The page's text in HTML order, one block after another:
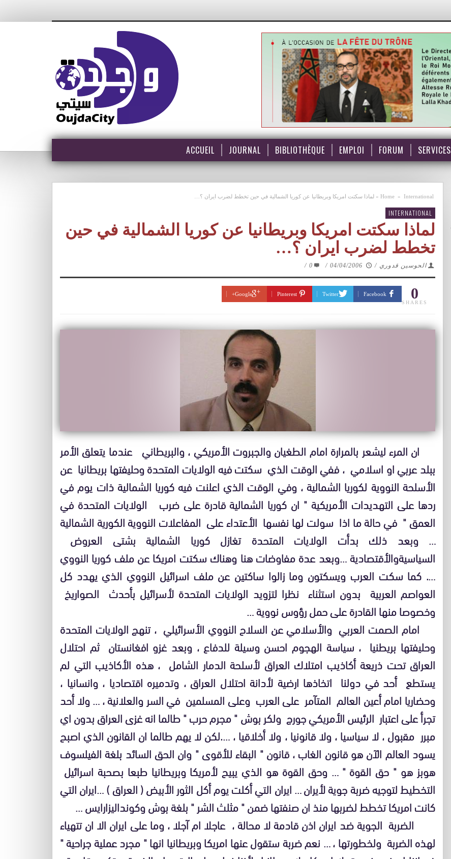
ACCUEIL JOURNAL BIBLIOTHÈQUE EMPLOI FORUM SERVICES
Home » International
» لماذا سكتت امريكا وبريطانيا عن كوريا الشمالية في حين تخطط لضرب ايران ؟…
INTERNATIONAL
لماذا سكتت امريكا وبريطانيا عن كوريا الشمالية في حين
تخطط لضرب ايران ؟…
الحوسين قدوري /
04/04/2006
/
0
/
0
SHARES
Facebook
Twitter
Pinterest
Google+
ان المرء ليشعر بالمرارة امام الطغيان والجبروت الأمريكي ، والبريطاني عندما يتعلق الأمر
ببلد عربي او اسلامي ، ففي الوقت الذي سكتت فيه الولايات المتحدة وحليفتها بريطانيا عن
الأسلحة النووية لكوريا الشمالية ، وفي الوقت الذي اعلنت فيه كوريا الشمالية ذات يوم في
ردها على التهديدات الأمريكية " ان كوريا الشمالية قادرة على ضرب الولايات المتحدة في
العمق " في حالة ما اذا سولت لها نفسها الأعتداء على المفاعلات النووية الكورية الشمالية
… وبعد ذلك بدأت الولايات المتحدة تغازل كوريا الشمالية بشتى العروض
السياسيةوالأقتصادية …وبعد عدة مفاوضات هنا وهناك سكتت امريكا عن ملف كوريا النووي
…. كما سكت العرب ويسكتون وما زالوا ساكتين عن ملف اسرائيل النووي الذي يهدد كل
العواصم العربية بدون استثناء نظرا لتزويد الولايات المتحدة لأسرائيل بأحدث الصواريخ
وخصوصا منها القادرة على حمل رؤوس نووية …
امام الصمت العربي والأسلامي عن السلاح النووي الأسرائيلي ، تنهج الولايات المتحدة
وحليفتها بريطنيا ، سياسة الهجوم احسن وسيلة للدفاع ، وبعد غزو افغانستان ثم احتلال
العراق تحت ذريعة أكاذيب امتلاك العراق لأسلحة الدمار الشامل ، هذه الأكاذيب التي لم
يستطع أحد في دولنا اتخاذها ارضية لأدانة احتلال العراق ، وتدميره اقتصاديا ، وانسانيا ،
وحضاريا امام أعين العالم المتآمر على العرب وعلى المسلمين في السر والعلانية ، … ولا أحد
تجرأ على اعتبار الرئيس الأمريكي جورج ولكر بوش " مجرم حرب " طالما انه غزى العراق بدون اي
مبرر مقبول ، لا سياسيا ، ولا قانونيا ، ولا أخلاقيا ، ….لكن لا يهم طالما ان القانون الذي اصبح
يسود العالم الآن هو قانون الغاب ، قانون " البقاء للأقوى " وان الحق السائد بلغة الفيلسوف
هوبز هو " حق القوة " … وحق القوة هو الذي يبيح لأمريكا وبريطانيا طبعا بصحبة اسرائيل
التخطيط لتوجيه ضربة جوية لأيران … ايران التي أكلت يوم أكل الثور الأبيض ( العراق ) …ايران التي
كانت امريكا تخطط لضربها منذ ان صنفتها ضمن " مثلث الشر " بلغة بوش وكونداليزارايس …
الضربة الجوية ضد ايران اذن قادمة لا محالة ، عاجلا ام آجلا ، وما على ايران الا ان تتهياء
لهذه الضربة ولخطورتها ، … نعم ضربة ستقول عنها امريكا وبريطانيا انها " مجرد عملية جراحية "